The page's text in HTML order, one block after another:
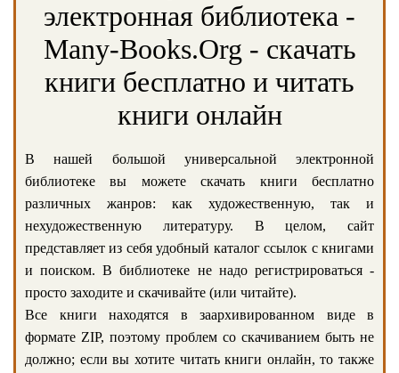
электронная библиотека -
Many-Books.Org - скачать
книги бесплатно и читать
книги онлайн
В нашей большой универсальной электронной
библиотеке вы можете скачать книги бесплатно
различных жанров: как художественную, так и
нехудожественную литературу. В целом, сайт
представляет из себя удобный каталог ссылок с книгами
и поиском. В библиотеке не надо регистрироваться -
просто заходите и скачивайте (или читайте).
Все книги находятся в заархивированном виде в
формате ZIP, поэтому проблем со скачиванием быть не
должно; если вы хотите читать книги онлайн, то также